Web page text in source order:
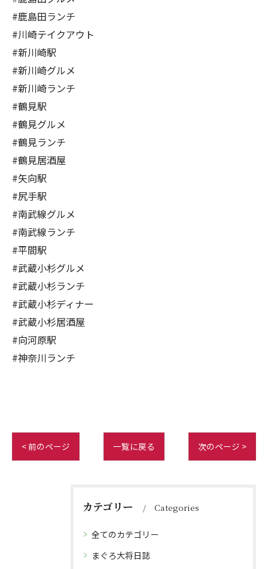
#鹿島田ランチ
#川崎テイクアウト
#新川崎駅
#新川崎グルメ
#新川崎ランチ
#鶴見駅
#鶴見グルメ
#鶴見ランチ
#鶴見居酒屋
#矢向駅
#尻手駅
#南武線グルメ
#南武線ランチ
#平間駅
#武蔵小杉グルメ
#武蔵小杉ランチ
#武蔵小杉ディナー
#武蔵小杉居酒屋
#向河原駅
#神奈川ランチ
< 前のページ 一覧に戻る 次のページ >
カテゴリー Categories
全てのカテゴリー
まぐろ大将日誌